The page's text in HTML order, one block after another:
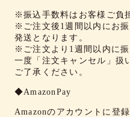
※振込手数料はお客様ご負
※ご注文後1週間以内にお
発送となります。
※ご注文より1週間以内に
一度「注文キャンセル」扱
ご了承ください。
◆AmazonPay
Amazonのアカウントに登